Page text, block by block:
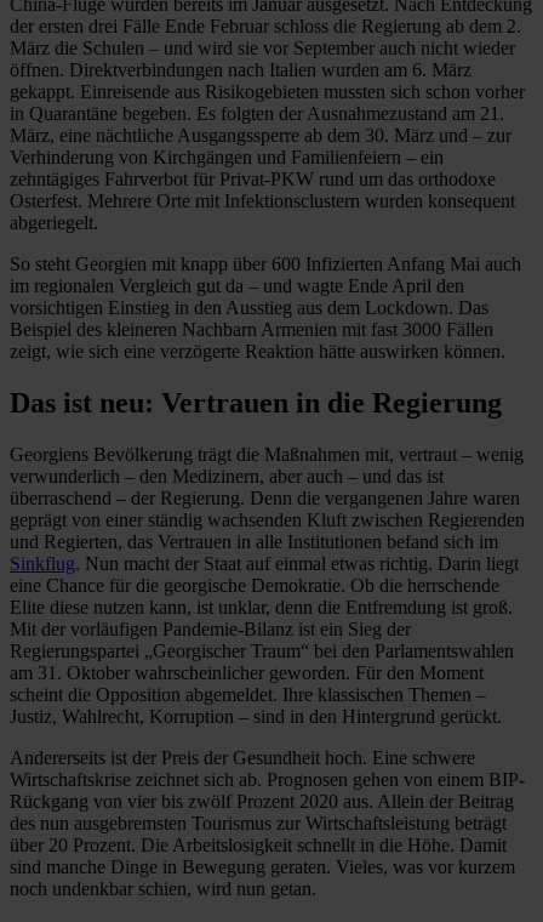
China-Flüge wurden bereits im Januar ausgesetzt. Nach Entdeckung
der ersten drei Fälle Ende Februar schloss die Regierung ab dem 2.
März die Schulen – und wird sie vor September auch nicht wieder
öffnen. Direktverbindungen nach Italien wurden am 6. März
gekappt. Einreisende aus Risikogebieten mussten sich schon vorher
in Quarantäne begeben. Es folgten der Ausnahmezustand am 21.
März, eine nächtliche Ausgangssperre ab dem 30. März und – zur
Verhinderung von Kirchgängen und Familienfeiern – ein
zehntägiges Fahrverbot für Privat-PKW rund um das orthodoxe
Osterfest. Mehrere Orte mit Infektionsclustern wurden konsequent
abgeriegelt.
So steht Georgien mit knapp über 600 Infizierten Anfang Mai auch
im regionalen Vergleich gut da – und wagte Ende April den
vorsichtigen Einstieg in den Ausstieg aus dem Lockdown. Das
Beispiel des kleineren Nachbarn Armenien mit fast 3000 Fällen
zeigt, wie sich eine verzögerte Reaktion hätte auswirken können.
Das ist neu: Vertrauen in die Regierung
Georgiens Bevölkerung trägt die Maßnahmen mit, vertraut – wenig
verwunderlich – den Medizinern, aber auch – und das ist
überraschend – der Regierung. Denn die vergangenen Jahre waren
geprägt von einer ständig wachsenden Kluft zwischen Regierenden
und Regierten, das Vertrauen in alle Institutionen befand sich im
Sinkflug. Nun macht der Staat auf einmal etwas richtig. Darin liegt
eine Chance für die georgische Demokratie. Ob die herrschende
Elite diese nutzen kann, ist unklar, denn die Entfremdung ist groß.
Mit der vorläufigen Pandemie-Bilanz ist ein Sieg der
Regierungspartei „Georgischer Traum“ bei den Parlamentswahlen
am 31. Oktober wahrscheinlicher geworden. Für den Moment
scheint die Opposition abgemeldet. Ihre klassischen Themen –
Justiz, Wahlrecht, Korruption – sind in den Hintergrund gerückt.
Andererseits ist der Preis der Gesundheit hoch. Eine schwere
Wirtschaftskrise zeichnet sich ab. Prognosen gehen von einem BIP-
Rückgang von vier bis zwölf Prozent 2020 aus. Allein der Beitrag
des nun ausgebremsten Tourismus zur Wirtschaftsleistung beträgt
über 20 Prozent. Die Arbeitslosigkeit schnellt in die Höhe. Damit
sind manche Dinge in Bewegung geraten. Vieles, was vor kurzem
noch undenkbar schien, wird nun getan.